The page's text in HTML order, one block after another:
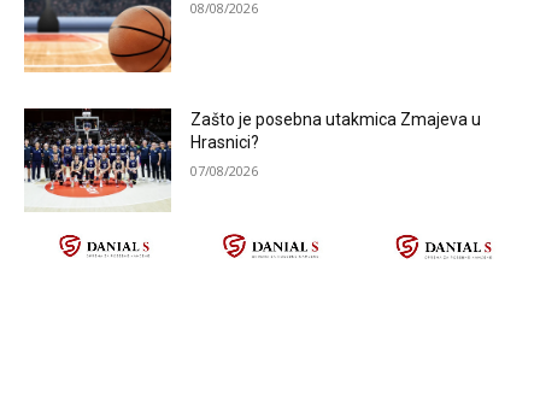
08/08/2026
Zašto je posebna utakmica Zmajeva u
Hrasnici?
07/08/2026